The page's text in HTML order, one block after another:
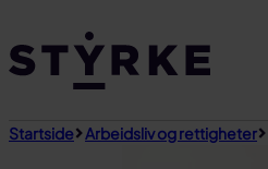
til
innhold
Startside Arbeidsliv og rettigheter